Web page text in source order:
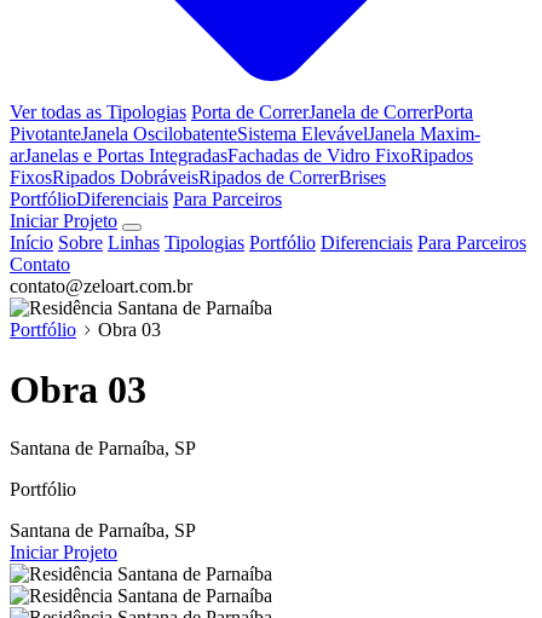
Ver todas as Tipologias Porta de CorrerJanela de CorrerPorta
PivotanteJanela OscilobatenteSistema ElevávelJanela Maxim-
arJanelas e Portas IntegradasFachadas de Vidro FixoRipados
FixosRipados DobráveisRipados de CorrerBrises
PortfólioDiferenciais Para Parceiros
Iniciar Projeto
Início Sobre Linhas Tipologias Portfólio Diferenciais Para Parceiros
Contato
contato@zeloart.com.br
Portfólio Obra 03
Obra 03
Santana de Parnaíba, SP
Portfólio
Santana de Parnaíba, SP
Iniciar Projeto